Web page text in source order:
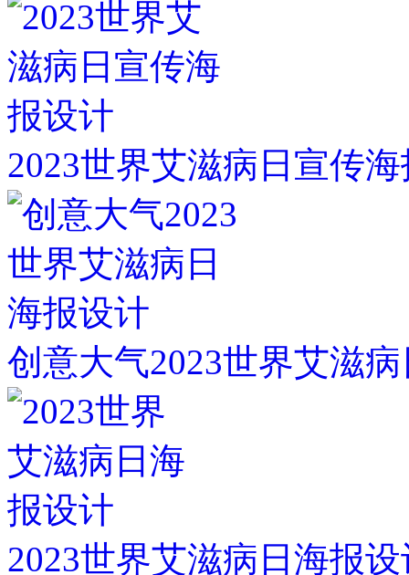
2023世界艾滋病日宣传
创意大气2023世界艾滋
2023世界艾滋病日海报